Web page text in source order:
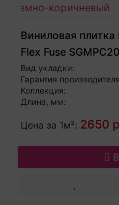
Виниловая
Flex Fuse
льняной темно-
Вид укладки:
Гарантия
Коллекция:
Длина, мм:
Цена за 1м²: 2650